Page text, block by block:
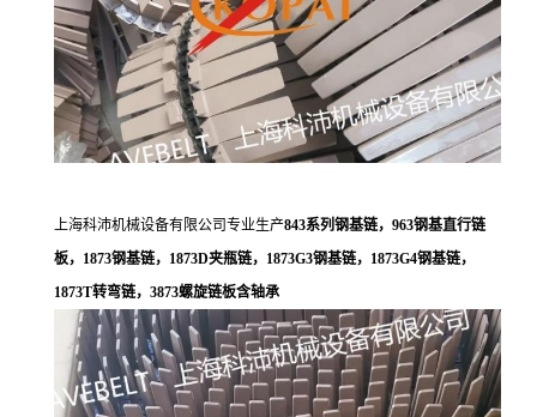
上海科沛机械设备有限公司专业生产843系列钢基链，963钢基直行链
板，1873钢基链，1873D夹瓶链，1873G3钢基链，1873G4钢基链，
1873T转弯链，3873螺旋链板含轴承